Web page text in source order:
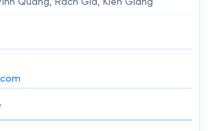
Quang, Rạch Giá, Kiên Giang